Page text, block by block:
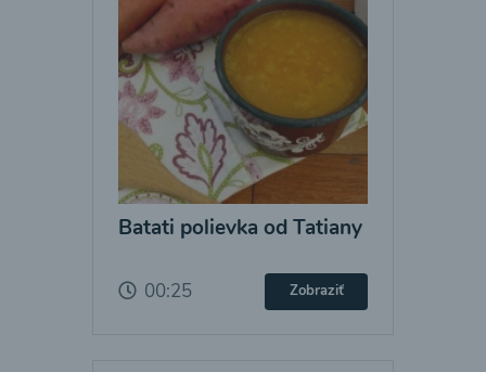
Batati polievka od Tatiany
00:25 Zobraziť